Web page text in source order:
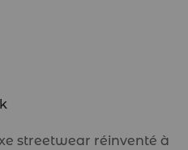
streetwear réinventé à